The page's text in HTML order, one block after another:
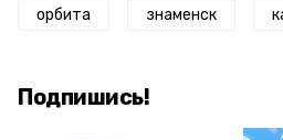
орбита знаменск
Подпишись!